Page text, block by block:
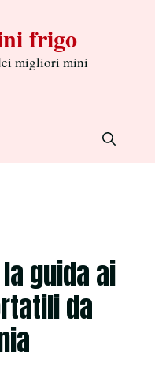
frigo
migliori mini
guida ai
da